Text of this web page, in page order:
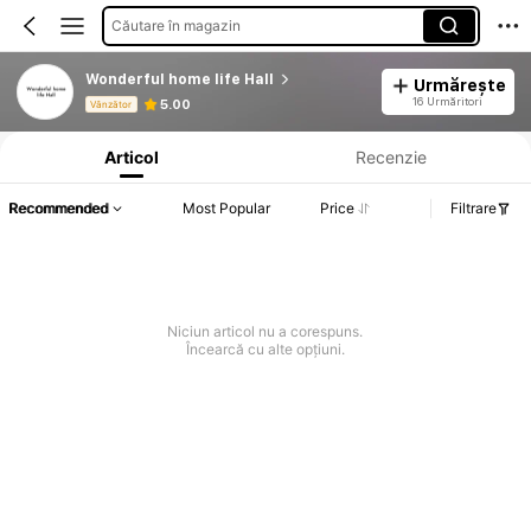
Căutare în magazin
Wonderful home life Hall
Vânzător 5.00
Urmărește
16 Urmăritori
Informații despre produs: Divulgarea prețului, detalii privind vânzările și stocul.
Articol Recenzie
Recommended Most Popular Price Filtrare
Niciun articol nu a corespuns.
Încearcă cu alte opțiuni.